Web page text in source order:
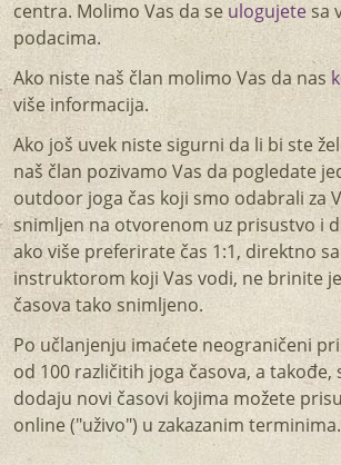
centra. Molimo Vas da se ulogujetesa
podacima.
Ako niste naš član molimo Vas da nas
više informacija.
Ako još uvek niste sigurni da li bi ste
naš član pozivamo Vas da pogledate
outdoor joga čas koji smo odabrali za
snimljen na otvorenom uz prisustvo i
ako više preferirate čas 1:1, direktno
instruktorom koji Vas vodi, ne brinite
časova tako snimljeno.
Po učlanjenju imaćete neograničeni
od 100 različitih joga časova, a takođe,
dodaju novi časovi kojima možete
online ("uživo") u zakazanim terminima.